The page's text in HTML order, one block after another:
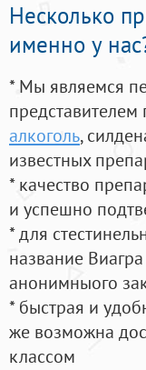
Несколько
именно у
* Мы являемся
алкоголь,
известных
* качество
и успешно
* для
название
анонимныого
* быстрая и
же возможна
классом